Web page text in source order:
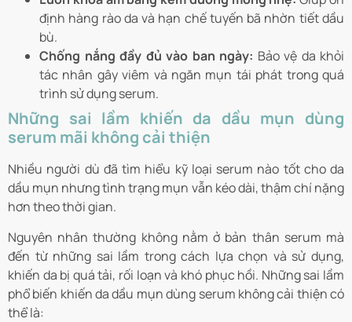
định hàng rào da và hạn chế tuyến bã nhờn tiết dầu
bù.
Chống nắng đầy đủ vào ban ngày: Bảo vệ da khỏi
tác nhân gây viêm và ngăn mụn tái phát trong quá
trình sử dụng serum.
Những sai lầm khiến da dầu mụn dùng
serum mãi không cải thiện
Nhiều người dù đã tìm hiểu kỹ loại serum nào tốt cho da
dầu mụn nhưng tình trạng mụn vẫn kéo dài, thậm chí nặng
hơn theo thời gian.
Nguyên nhân thường không nằm ở bản thân serum mà
đến từ những sai lầm trong cách lựa chọn và sử dụng,
khiến da bị quá tải, rối loạn và khó phục hồi. Những sai lầm
phổ biến khiến da dầu mụn dùng serum không cải thiện có
thể là: